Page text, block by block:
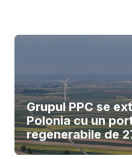
Grupul PPC se
Polonia cu un
regenerabile de